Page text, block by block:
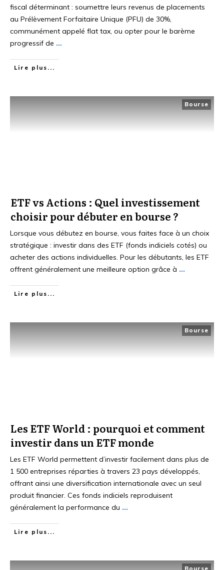
fiscal déterminant : soumettre leurs revenus de placements
au Prélèvement Forfaitaire Unique (PFU) de 30%,
communément appelé flat tax, ou opter pour le barème
progressif de ...
Lire plus...
Bourse
ETF vs Actions : Quel investissement
choisir pour débuter en bourse ?
Lorsque vous débutez en bourse, vous faites face à un choix
stratégique : investir dans des ETF (fonds indiciels cotés) ou
acheter des actions individuelles. Pour les débutants, les ETF
offrent généralement une meilleure option grâce à ...
Lire plus...
Bourse
Les ETF World : pourquoi et comment
investir dans un ETF monde
Les ETF World permettent d’investir facilement dans plus de
1 500 entreprises réparties à travers 23 pays développés,
offrant ainsi une diversification internationale avec un seul
produit financier. Ces fonds indiciels reproduisent
généralement la performance du ...
Lire plus...
Bourse